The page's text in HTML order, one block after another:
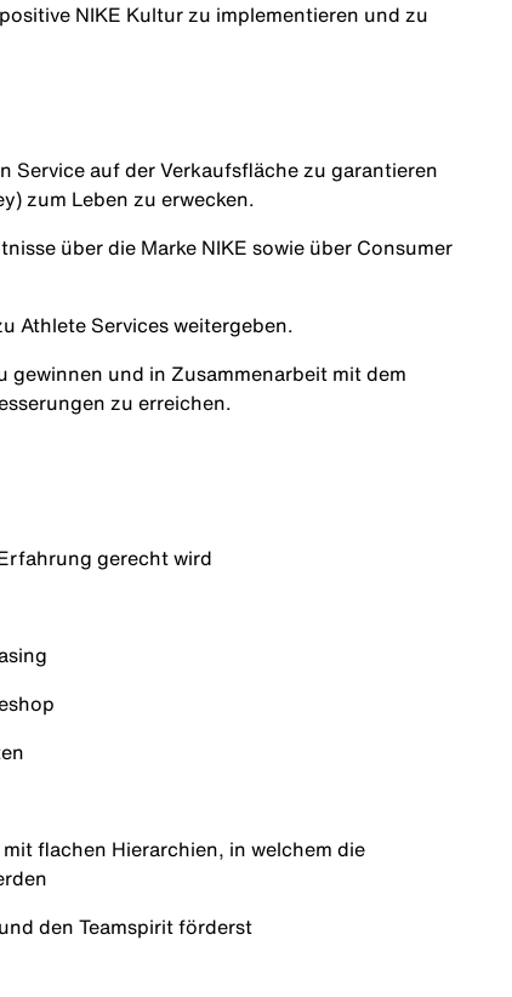
NIKE Kultur zu implementieren und zu
Service auf der Verkaufsfläche zu garantieren
zum Leben zu erwecken.
über die Marke NIKE sowie über Consumer
Athlete Services weitergeben.
und in Zusammenarbeit mit dem
zu erreichen.
gerecht wird
flachen Hierarchien, in welchem die
den Teamspirit förderst